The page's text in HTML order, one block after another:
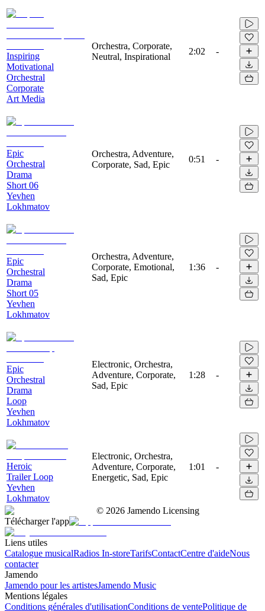
Inspiring
Motivational
Orchestral
Corporate
Art Media
Orchestra, Corporate,
Neutral, Inspirational
2:02 -
Epic
Orchestral
Drama
Short 06
Yevhen
Lokhmatov
Orchestra, Adventure,
Corporate, Sad, Epic
0:51 -
Epic
Orchestral
Drama
Short 05
Yevhen
Lokhmatov
Orchestra, Adventure,
Corporate, Emotional,
Sad, Epic
1:36 -
Epic
Orchestral
Drama
Loop
Yevhen
Lokhmatov
Electronic, Orchestra,
Adventure, Corporate,
Sad, Epic
1:28 -
Heroic
Trailer Loop
Yevhen
Lokhmatov
Electronic, Orchestra,
Adventure, Corporate,
Energetic, Sad, Epic
1:01 -
© 2026 Jamendo Licensing
Télécharger l'app
Liens utiles
Catalogue musicalRadios In-storeTarifsContactCentre d'aideNous
contacter
Jamendo
Jamendo pour les artistesJamendo Music
Mentions légales
Conditions générales d'utilisationConditions de ventePolitique de